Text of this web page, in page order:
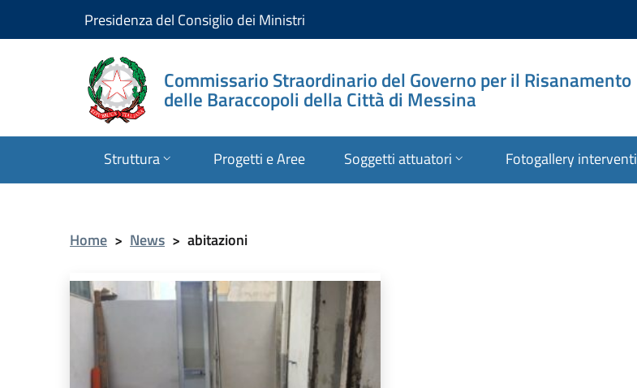
Presidenza del Consiglio dei Ministri
Commissario Straordinario del Governo per il Risanamento
delle Baraccopoli della Città di Messina
Struttura Progetti e Aree Soggetti attuatori Fotogallery interventi
Home > News > abitazioni